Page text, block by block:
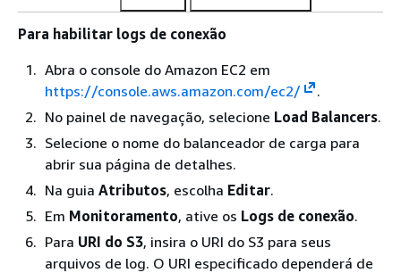
Para habilitar logs de conexão
Abra o console do Amazon EC2 em
https://console.aws.amazon.com/ec2/
.
No painel de navegação, selecione Load Balancers.
Selecione o nome do balanceador de carga para
abrir sua página de detalhes.
Na guia Atributos, escolha Editar.
Em Monitoramento, ative os Logs de conexão.
Para URI do S3, insira o URI do S3 para seus
arquivos de log. O URI especificado dependerá de